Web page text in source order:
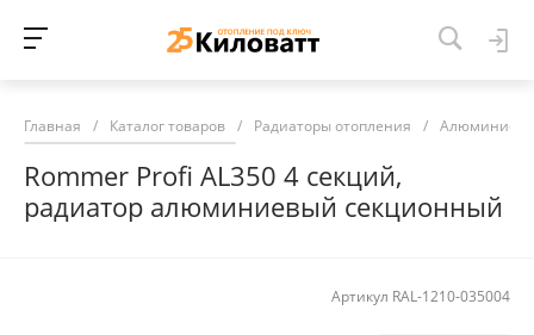
Главная / Каталог товаров / Радиаторы отопления /
Rommer Profi AL350 4 секций,
радиатор алюминиевый секционный
Артикул RAL-1210-035004